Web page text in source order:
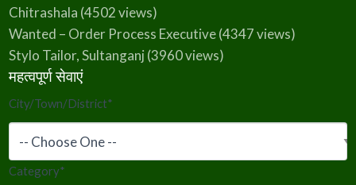
Chitrashala (4502 views)
Wanted – Order Process Executive(4347 views)
Stylo Tailor, Sultanganj (3960 views)
महत्वपूर्ण सेवाएं
City/Town/District*
Category*